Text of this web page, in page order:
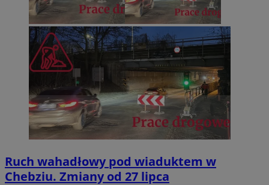
Ruch wahadłowy pod wiaduktem w
Chebziu. Zmiany od 27 lipca